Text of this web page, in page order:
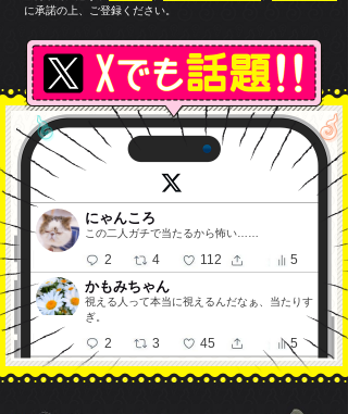
に承諾の上、ご登録ください。
にゃんころ
この二人ガチで当たるから怖い……
2 4 112 5
かもみちゃん
視える人って本当に視えるんだなぁ、当たりす
ぎ。
2 3 45 5